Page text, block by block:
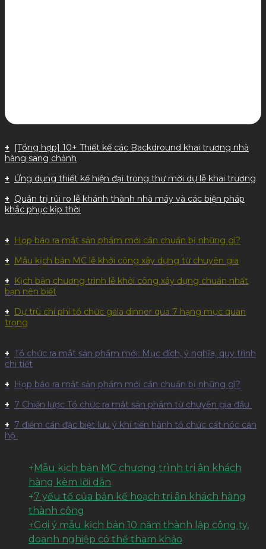
[Tổng hợp] 10+ Thiết kế các Backdround khai trương nhà
hàng sang chảnh
Ứng dụng thiết kế hiện đại trong thư mời dự lễ khai trương
Quản trị rủi ro lễ khánh thành nhà máy và các biện pháp
khắc phục kịp thời
Họp báo ra mắt sản phẩm mới cần chuẩn bị những gì?
Mẫu kịch bản MC lễ khởi công xây dựng từ chuyên gia
Kịch bản chương trình lễ khởi công xây dựng chuẩn nhất
bạn nên biết
Dự trù chi phí tổ chức gala dinner qua 7 hạng mục quan
trọng
Tổ chức ra mắt sản phẩm mới: Mục đích, ý nghĩa, quy trình
chi tiết
Họp báo ra mắt sản phẩm mới cần chuẩn bị những gì?
7 Chiến lược Tổ chức ra mắt sản phẩm từ chuyên gia đầu
7 điểm cần đặc biệt lưu ý khi tiến hành tổ chức cất nóc căn
hộ
+Mẫu kịch bản MC chương trình tri ân khách
hàng kèm lời dẫn
+7 yếu tố của bản kế hoạch tri ân khách hàng
thành công
+Gợi ý mẫu kịch bản 10 năm thành lập công ty,
doanh nghiệp có thể tham khảo